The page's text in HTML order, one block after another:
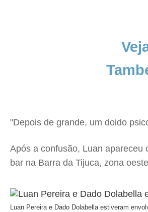
"Depois de grande, um doido
Após a confusão, Luan apareceu
bar na Barra da Tijuca, zona
Luan Pereira e Dado Dolabella estiveram